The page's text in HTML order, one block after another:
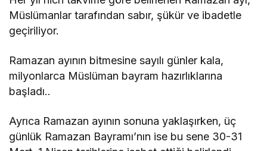
Müslümanlar tarafından sabır, şükür ve ibadetle
geçiriliyor.
Ramazan ayının bitmesine sayılı günler kala,
milyonlarca Müslüman bayram hazırlıklarına
başladı..
Ayrıca Ramazan ayının sonuna yaklaşırken, üç
günlük Ramazan Bayramı’nın ise bu sene 30-31